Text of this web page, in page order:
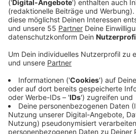
Veröffentlicht:Mittwoch, 25.09.2024
Anzeige